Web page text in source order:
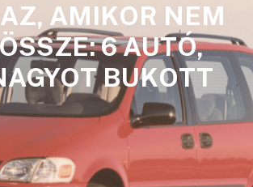
AMIKOR NEM
6 AUTÓ,
BUKOTT